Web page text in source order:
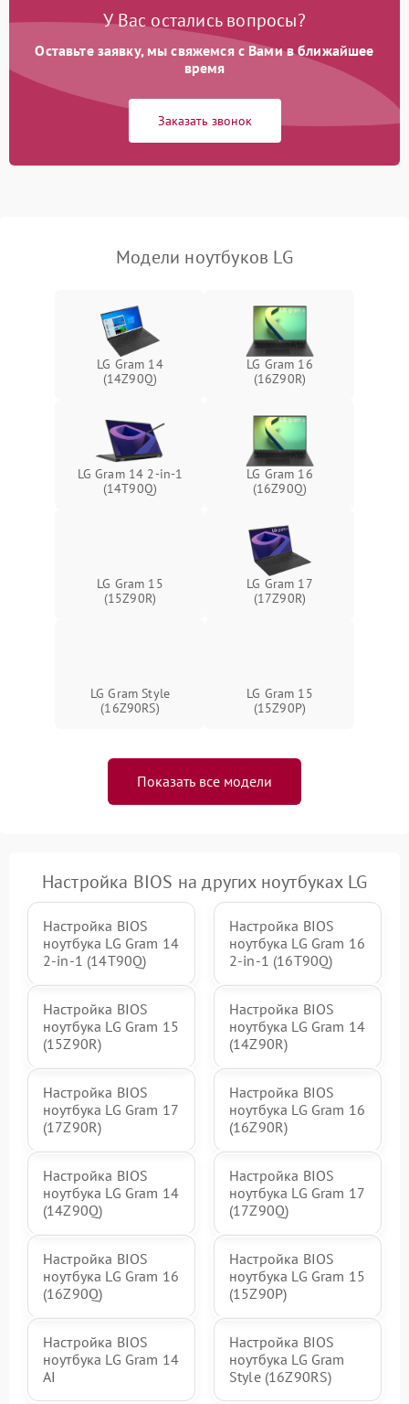
Неисправность зарядного
питания
2000 ₽ Подробнее →
неисправности кулера
пропадание диска
оперативной памяти:
вылеты приложений,
синие экраны
Проблемы Wi‑Fi или
У Вас остались вопросы?
Оставьте заявку, мы свяжемся с Вами в ближайшее
время
Заказать звонок
Модели ноутбуков LG
LG Gram 14
(14Z90Q)
LG Gram 16
(16Z90R)
LG Gram 14 2-in-1
(14T90Q)
LG Gram 16
(16Z90Q)
LG Gram 15
(15Z90R)
LG Gram 17
(17Z90R)
LG Gram Style
(16Z90RS)
LG Gram 15
(15Z90P)
Показать все модели
Настройка BIOS на других ноутбуках LG
Настройка BIOS
ноутбука LG Gram 14
2-in-1 (14T90Q)
Настройка BIOS
ноутбука LG Gram 16
2-in-1 (16T90Q)
Настройка BIOS
ноутбука LG Gram 15
(15Z90R)
Настройка BIOS
ноутбука LG Gram 14
(14Z90R)
Настройка BIOS
ноутбука LG Gram 17
(17Z90R)
Настройка BIOS
ноутбука LG Gram 16
(16Z90R)
Настройка BIOS
ноутбука LG Gram 14
(14Z90Q)
Настройка BIOS
ноутбука LG Gram 17
(17Z90Q)
Настройка BIOS
ноутбука LG Gram 16
(16Z90Q)
Настройка BIOS
ноутбука LG Gram 15
(15Z90P)
Настройка BIOS
ноутбука LG Gram 14
AI
Настройка BIOS
ноутбука LG Gram
Style (16Z90RS)